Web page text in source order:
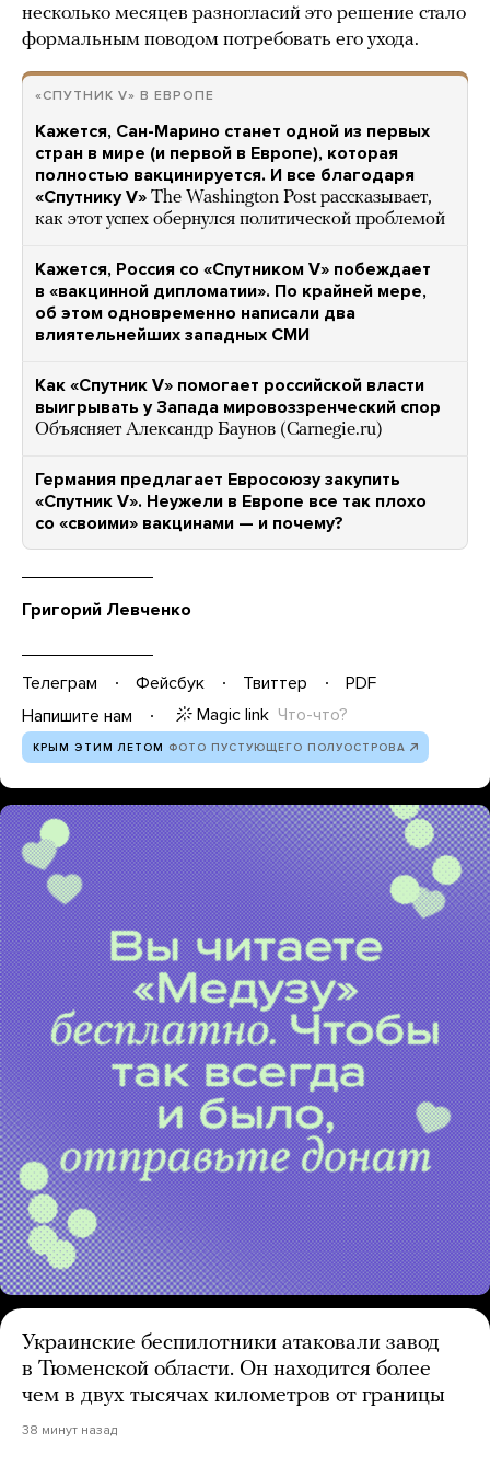
несколько месяцев разногласий это решение стало
формальным поводом потребовать его ухода.
«СПУТНИК V» В ЕВРОПЕ
Кажется, Сан-Марино станет одной из первых
стран в мире (и первой в Европе), которая
полностью вакцинируется. И все благодаря
«Спутнику V» The Washington Post рассказывает,
как этот успех обернулся политической проблемой
Кажется, Россия со «Спутником V» побеждает
в «вакцинной дипломатии». По крайней мере,
об этом одновременно написали два
влиятельнейших западных СМИ
Как «Спутник V» помогает российской власти
выигрывать у Запада мировоззренческий спор
Объясняет Александр Баунов (Carnegie.ru)
Германия предлагает Евросоюзу закупить
«Спутник V». Неужели в Европе все так плохо
со «своими» вакцинами — и почему?
Григорий Левченко
Телеграм Фейсбук Твиттер
PDF
Напишите нам
Magic link Что-что?
КРЫМ ЭТИМ ЛЕТОМ ФОТО ПУСТУЮЩЕГО ПОЛУОСТРОВА
Украинские беспилотники атаковали завод
в Тюменской области. Он находится более
чем в двух тысячах километров от границы
38 минут назад